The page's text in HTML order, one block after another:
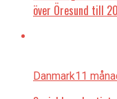
över Öresund till
Danmark11